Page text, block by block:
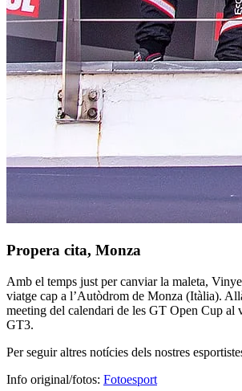
Propera cita, Monza
Amb el temps just per canviar la maleta,
viatge cap a l’Autòdrom de Monza (Itàlia).
meeting del calendari de les GT Open Cup al
GT3.
Per seguir altres notícies dels nostres
Info original/fotos: Fotoesport